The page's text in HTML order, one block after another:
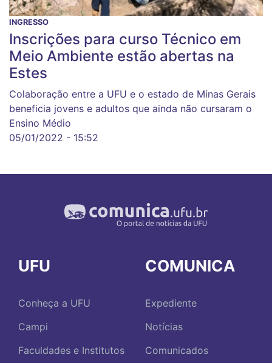
INGRESSO
Inscrições para curso Técnico em
Meio Ambiente estão abertas na
Estes
Colaboração entre a UFU e o estado de Minas Gerais
beneficia jovens e adultos que ainda não cursaram o
Ensino Médio
05/01/2022 - 15:52
UFU
Conheça a UFU
Campi
Faculdades e Institutos
COMUNICA
Expediente
Notícias
Comunicados